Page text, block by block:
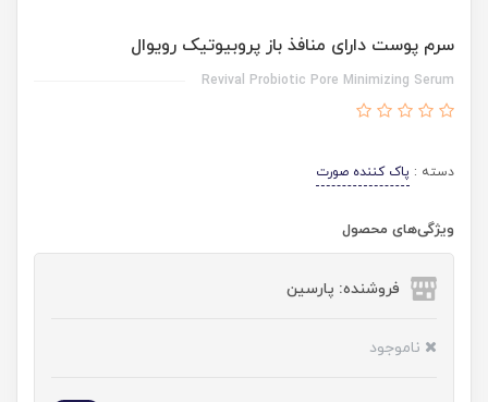
سرم پوست دارای منافذ باز پروبیوتیک رویوال
Revival Probiotic Pore Minimizing Serum
دسته : پاک کننده صورت
ویژگی‌های محصول
فروشنده: پارسین
ناموجود